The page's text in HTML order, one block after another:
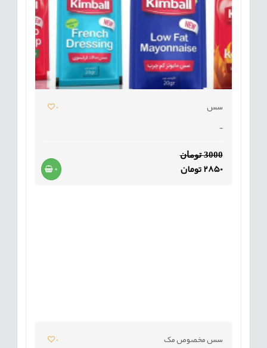
سس
0
-
3000 تومان
2850 تومان +
سس مخصوص مک
0